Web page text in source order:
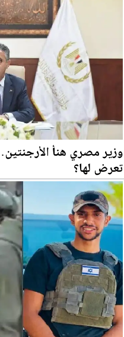
وزير مصري هنأ
تعرض لها؟